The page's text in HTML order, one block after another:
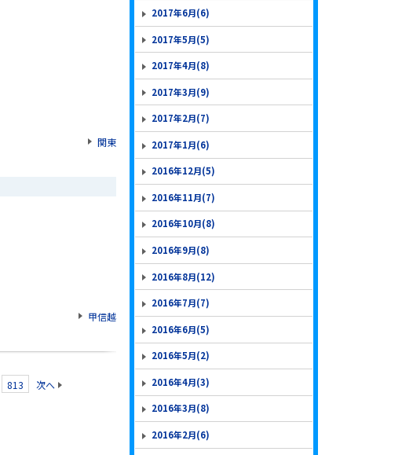
関東
甲信越
813 次へ
2017年6月(6)
2017年5月(5)
2017年4月(8)
2017年3月(9)
2017年2月(7)
2017年1月(6)
2016年12月(5)
2016年11月(7)
2016年10月(8)
2016年9月(8)
2016年8月(12)
2016年7月(7)
2016年6月(5)
2016年5月(2)
2016年4月(3)
2016年3月(8)
2016年2月(6)